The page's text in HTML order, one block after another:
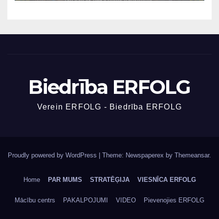
Biedrība ERFOLG
Verein ERFOLG - Biedrība ERFOLG
Proudly powered by WordPress Theme: Newspaperex by Themeansar.
Home PAR MUMS STRATĒĢIJA VIESNĪCA ERFOLG
Mācību centrs PAKALPOJUMI VIDEO Pievenojies ERFOLG